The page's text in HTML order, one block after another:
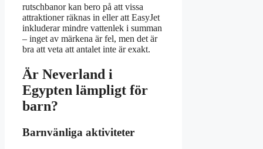
rutschbanor kan bero på att vissa
attraktioner räknas in eller att EasyJet
inkluderar mindre vattenlek i summan
– inget av märkena är fel, men det är
bra att veta att antalet inte är exakt.
Är Neverland i
Egypten lämpligt för
barn?
Barnvänliga aktiviteter